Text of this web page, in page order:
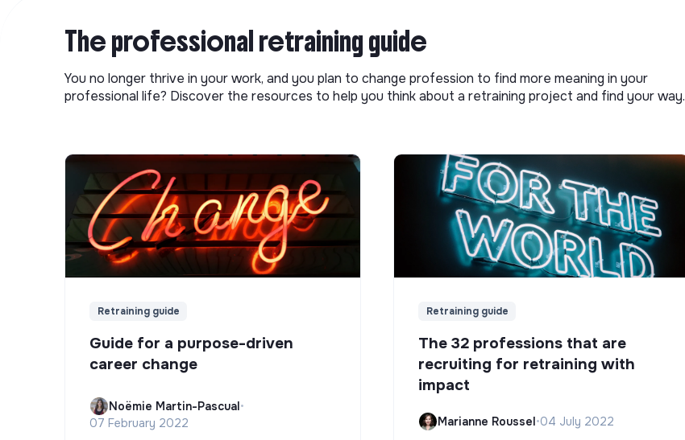
The professional retraining guide
You no longer thrive in your work, and you plan to change profession to find more meaning in your
professional life? Discover the resources to help you think about a retraining project and find your way.
Retraining guide
Guide for a purpose-driven
career change
Noëmie Martin-Pascual•
07 February 2022
Retraining guide
The 32 professions that are
recruiting for retraining with
impact
Marianne Roussel•04 July 2022